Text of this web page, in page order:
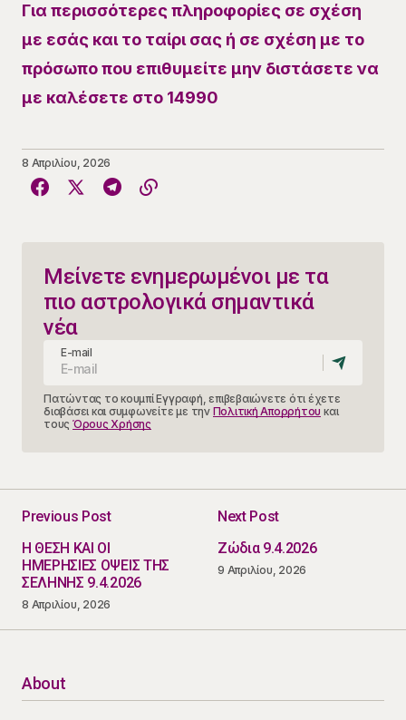
Για περισσότερες πληροφορίες σε σχέση
με εσάς και το ταίρι σας ή σε σχέση με το
πρόσωπο που επιθυμείτε μην διστάσετε να
με καλέσετε στο 14990
8 Απριλίου, 2026
Μείνετε ενημερωμένοι με τα
πιο αστρολογικά σημαντικά
νέα
E-mail
Πατώντας το κουμπί Εγγραφή, επιβεβαιώνετε ότι έχετε
διαβάσει και συμφωνείτε με την Πολιτική Απορρήτου και
τους Όρους Χρήσης
Previous Post
Η ΘΕΣΗ ΚΑΙ ΟΙ
ΗΜΕΡΗΣΙΕΣ ΟΨΕΙΣ ΤΗΣ
ΣΕΛΗΝΗΣ 9.4.2026
8 Απριλίου, 2026
Next Post
Ζώδια 9.4.2026
9 Απριλίου, 2026
About